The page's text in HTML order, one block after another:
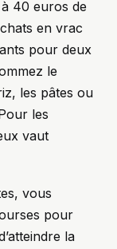
40 euros de
en vrac
pour deux
le
les pâtes ou
les
vaut
vous
pour
la